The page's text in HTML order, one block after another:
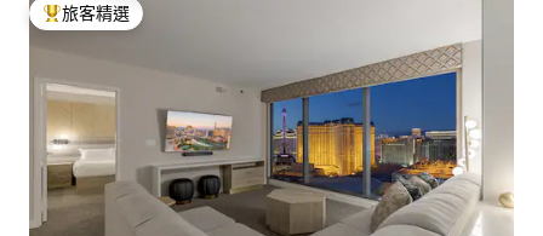
旅客精選榜首
旅客精選